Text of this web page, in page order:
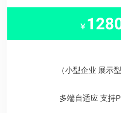
￥
（小型企业 展示
多端自适应 支持